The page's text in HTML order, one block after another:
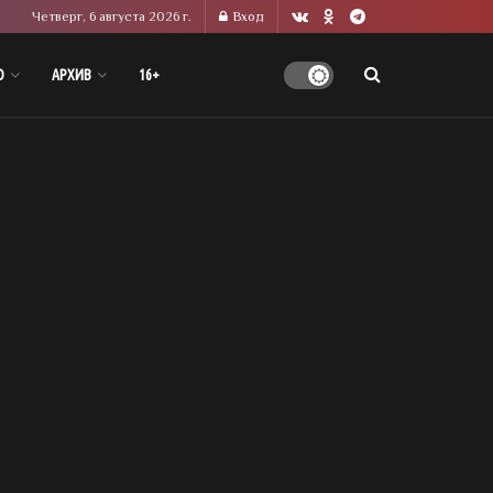
Четверг, 6 августа 2026 г. Вход
АРХИВ 16+